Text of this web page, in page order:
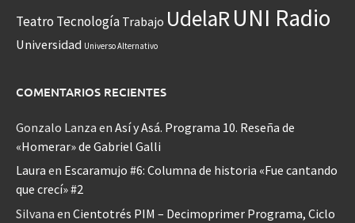
Teatro Tecnología Trabajo UdelaRUNI Radio
Universidad Universo Alternativo
COMENTARIOS RECIENTES
Gonzalo Lanza en Así y Asá. Programa 10. Reseña de
«Homerar» de Gabriel Galli
Laura en Escaramujo #6: Columna de historia «Fue cantando
que crecí» #2
Silvana en Cientotrés PIM – Decimoprimer Programa, Ciclo